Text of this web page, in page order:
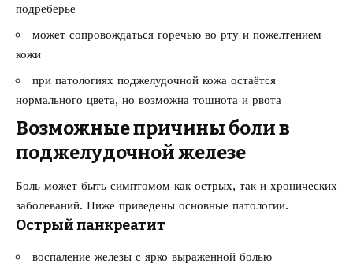
подреберье
может сопровождаться горечью во рту и пожелтением
кожи
при патологиях поджелудочной кожа остаётся
нормального цвета, но возможна тошнота и рвота
Возможные причины боли в
поджелудочной железе
Боль может быть симптомом как острых, так и хронических
заболеваний. Ниже приведены основные патологии.
Острый панкреатит
воспаление железы с ярко выраженной болью